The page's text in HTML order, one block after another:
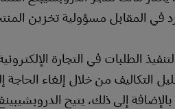
في المقابل مسؤولية تخزين
الطلبات في التجارة
التكاليف من خلال إلغاء
بالإضافة إلى ذلك، يتيح